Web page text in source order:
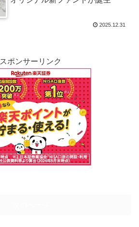
2025.12.31
スポンサーリンク